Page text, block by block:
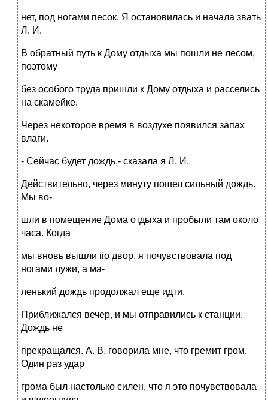
нет, под ногами песок. Я остановилась и начала звать
Л. И.
В обратный путь к Дому отдыха мы пошли не лесом,
поэтому
без особого труда пришли к Дому отдыха и расселись
на скамейке.
Через некоторое время в воздухе появился запах
влаги.
- Сейчас будет дождь,- сказала я Л. И.
Действительно, через минуту пошел сильный дождь.
Мы во-
шли в помещение Дома отдыха и пробыли там около
часа. Когда
мы вновь вышли iio двор, я почувствовала под
ногами лужи, а ма-
ленький дождь продолжал еще идти.
Приближался вечер, и мы отправились к станции.
Дождь не
прекращался. А. В. говорила мне, что гремит гром.
Один раз удар
грома был настолько силен, что я это почувствовала